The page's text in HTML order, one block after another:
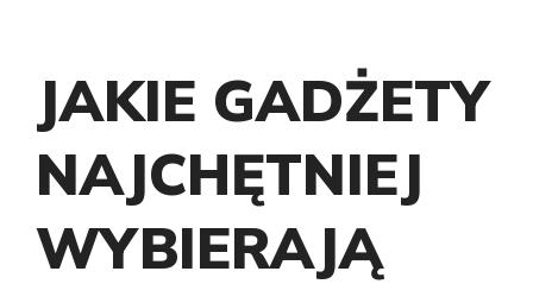
JAKIE GADŻETY
NAJCHĘTNIEJ
WYBIERAJĄ